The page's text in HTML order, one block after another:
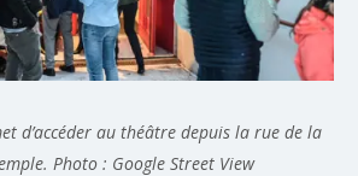
d’accéder au théâtre depuis la rue de la
Photo : Google Street View